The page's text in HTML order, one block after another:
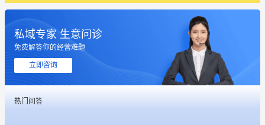
私域专家 生意问诊
免费解答你的经营难题
立即咨询
热门问答